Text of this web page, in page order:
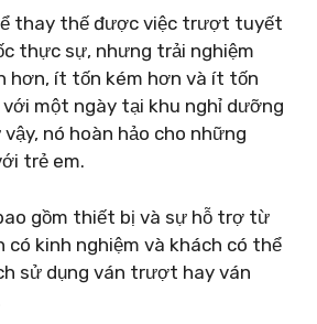
thay thế được việc trượt tuyết
thực sự, nhưng trải nghiệm
hơn, ít tốn kém hơn và ít tốn
một ngày tại khu nghỉ dưỡng
nó hoàn hảo cho những
trẻ em.
gồm thiết bị và sự hỗ trợ từ
có kinh nghiệm và khách có thể
sử dụng ván trượt hay ván